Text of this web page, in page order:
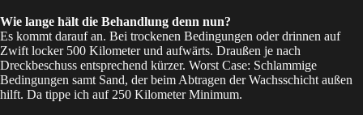
Wie lange hält die Behandlung denn nun?
Es kommt darauf an. Bei trockenen Bedingungen oder drinnen auf
Zwift locker 500 Kilometer und aufwärts. Draußen je nach
Dreckbeschuss entsprechend kürzer. Worst Case: Schlammige
Bedingungen samt Sand, der beim Abtragen der Wachsschicht außen
hilft. Da tippe ich auf 250 Kilometer Minimum.